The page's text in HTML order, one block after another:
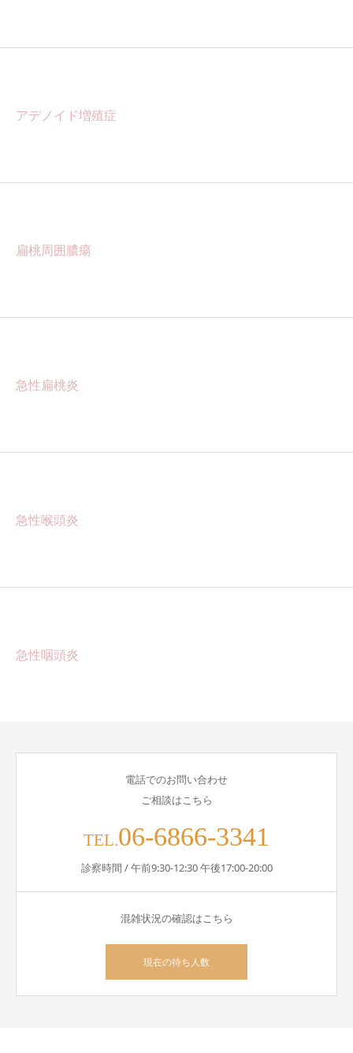
アデノイド増殖症
扁桃周囲膿瘍
急性扁桃炎
急性喉頭炎
急性咽頭炎
電話でのお問い合わせ
ご相談はこちら
TEL.06-6866-3341
診察時間 / 午前9:30-12:30 午後17:00-20:00
混雑状況の確認はこちら
現在の待ち人数